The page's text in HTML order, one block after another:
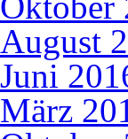
August
Juni
März